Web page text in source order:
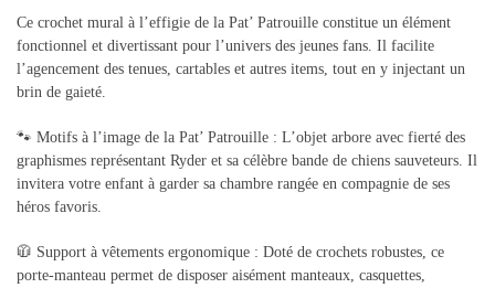
Ce crochet mural à l’effigie de la Pat’ Patrouille constitue un élément
fonctionnel et divertissant pour l’univers des jeunes fans. Il facilite
l’agencement des tenues, cartables et autres items, tout en y injectant un
brin de gaieté.
🐾 Motifs à l’image de la Pat’ Patrouille : L’objet arbore avec fierté des
graphismes représentant Ryder et sa célèbre bande de chiens sauveteurs. Il
invitera votre enfant à garder sa chambre rangée en compagnie de ses
héros favoris.
🧥 Support à vêtements ergonomique : Doté de crochets robustes, ce
porte-manteau permet de disposer aisément manteaux, casquettes,